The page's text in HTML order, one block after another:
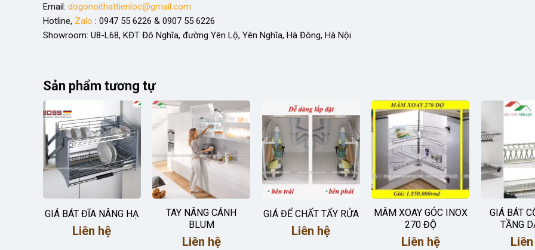
Email: dogonoithattienloc@gmail.com
Hotline, Zalo : 0947 55 6226 & 0907 55 6226
Showroom: U8-L68, KĐT Đô Nghĩa, đường Yên Lộ, Yên Nghĩa, Hà Đông, Hà Nội.
Sản phẩm tương tự
GIÁ BÁT ĐĨA NÂNG HẠ
Liên hệ
TAY NÂNG CÁNH
BLUM
Liên hệ
GIÁ ĐỂ CHẤT TẨY RỬA
Liên hệ
MÂM XOAY GÓC INOX
270 ĐỘ
Liên hệ
GIÁ BÁT
TẦNG